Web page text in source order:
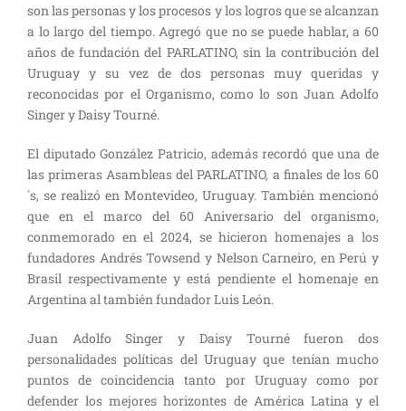
son las personas y los procesos y los logros que se alcanzan
a lo largo del tiempo. Agregó que no se puede hablar, a 60
años de fundación del PARLATINO, sin la contribución del
Uruguay y su vez de dos personas muy queridas y
reconocidas por el Organismo, como lo son Juan Adolfo
Singer y Daisy Tourné.
El diputado González Patricio, además recordó que una de
las primeras Asambleas del PARLATINO, a finales de los 60
´s, se realizó en Montevideo, Uruguay. También mencionó
que en el marco del 60 Aniversario del organismo,
conmemorado en el 2024, se hicieron homenajes a los
fundadores Andrés Towsend y Nelson Carneiro, en Perú y
Brasil respectivamente y está pendiente el homenaje en
Argentina al también fundador Luis León.
Juan Adolfo Singer y Daisy Tourné fueron dos
personalidades políticas del Uruguay que tenían mucho
puntos de coincidencia tanto por Uruguay como por
defender los mejores horizontes de América Latina y el